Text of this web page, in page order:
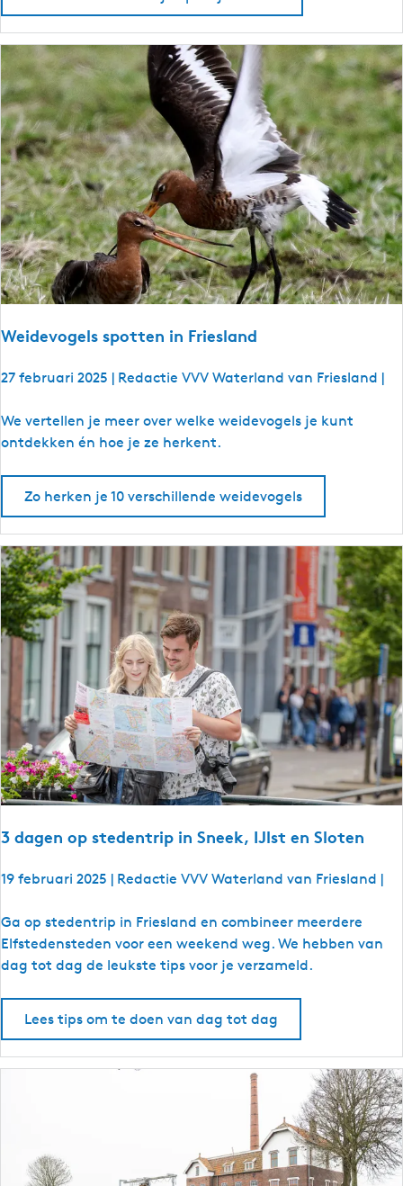
l
a
n
d
e
p
o
n
t
j
e
s
r
o
u
t
e
s
n
r
i
s
a
n
d
Weidevogels spotten in Friesland
27 februari 2025 | Redactie VVV Waterland van Friesland |
W
e
o
g
e
l
s
p
e
n
i
n
r
e
s
l
n
We vertellen je meer over welke weidevogels je kunt
ontdekken én hoe je ze herkent.
Zo herken je 10 verschillende weidevogels
3 dagen op stedentrip in Sneek, IJlst en Sloten
19 februari 2025 | Redactie VVV Waterland van Friesland |
3
d
a
p
Ga op stedentrip in Friesland en combineer meerdere
Elfstedensteden voor een weekend weg. We hebben van
dag tot dag de leukste tips voor je verzameld.
Lees tips om te doen van dag tot dag